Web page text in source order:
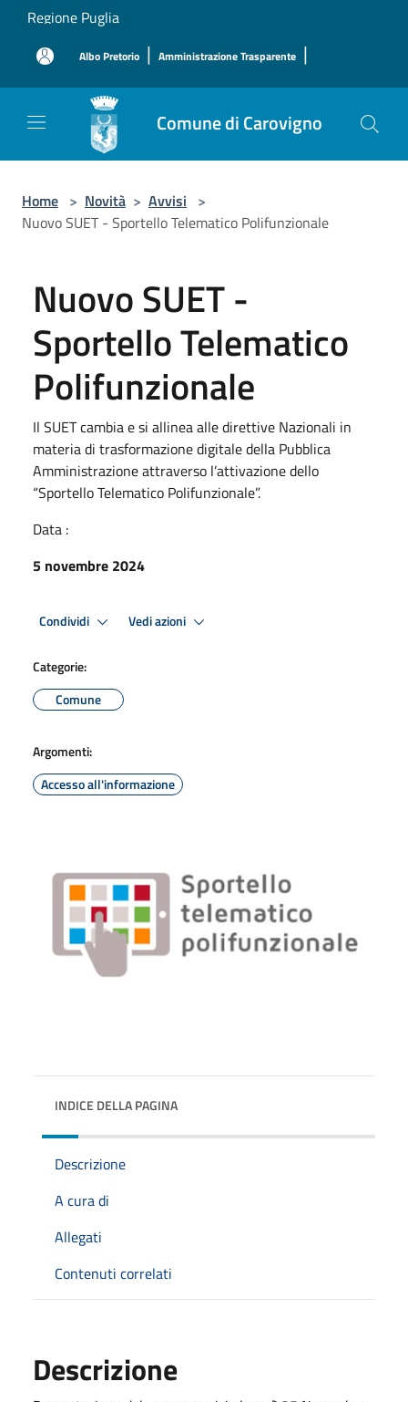
Salta al contenuto principale
Regione Puglia
Albo Pretorio | Amministrazione Trasparente |
Comune di Carovigno
Home > Novità > Avvisi >
Nuovo SUET - Sportello Telematico Polifunzionale
Nuovo SUET -
Sportello Telematico
Polifunzionale
Il SUET cambia e si allinea alle direttive Nazionali in
materia di trasformazione digitale della Pubblica
Amministrazione attraverso l’attivazione dello
“Sportello Telematico Polifunzionale”.
Data :
5 novembre 2024
Condividi Vedi azioni
Categorie:
Comune
Argomenti:
Accesso all'informazione
INDICE DELLA PAGINA
Descrizione
A cura di
Allegati
Contenuti correlati
Descrizione